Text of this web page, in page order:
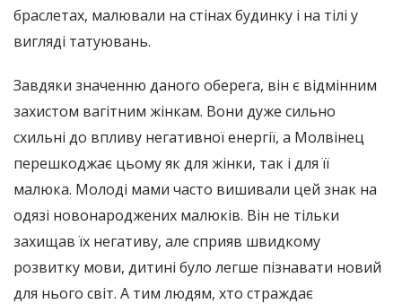
браслетах, малювали на стінах будинку і на тілі у
вигляді татуювань.
Завдяки значенню даного оберега, він є відмінним
захистом вагітним жінкам. Вони дуже сильно
схильні до впливу негативної енергії, а Молвінец
перешкоджає цьому як для жінки, так і для її
малюка. Молоді мами часто вишивали цей знак на
одязі новонароджених малюків. Він не тільки
захищав їх негативу, але сприяв швидкому
розвитку мови, дитині було легше пізнавати новий
для нього світ. А тим людям, хто страждає